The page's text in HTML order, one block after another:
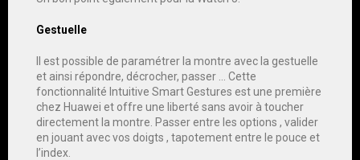
Gestuelle
Il est possible de paramétrer la montre avec la gestuelle
et ainsi répondre, décrocher, passer … Cette
fonctionnalité Intuitive Smart Gestures est une première
chez Huawei et offre une liberté sans avoir à toucher
directement la montre. Passer entre les options , valider
en jouant avec vos doigts , tapotement entre le pouce et
l’index.